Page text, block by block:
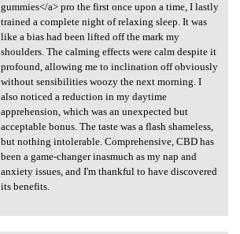
gummies</a> pro the first once upon a time, I lastly
trained a complete night of relaxing sleep. It was
like a bias had been lifted off the mark my
shoulders. The calming effects were calm despite it
profound, allowing me to inclination off obviously
without sensibilities woozy the next morning. I
also noticed a reduction in my daytime
apprehension, which was an unexpected but
acceptable bonus. The taste was a flash shameless,
but nothing intolerable. Comprehensive, CBD has
been a game-changer inasmuch as my nap and
anxiety issues, and I'm thankful to have discovered
its benefits.